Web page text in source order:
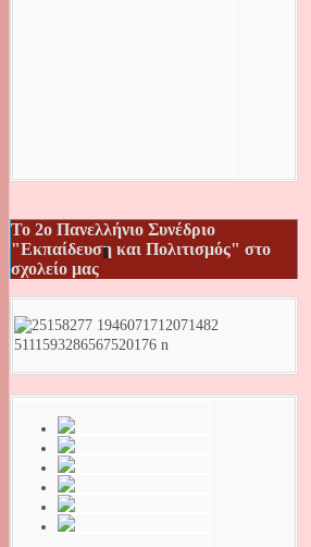
Το 2ο Πανελλήνιο Συνέδριο
"Εκπαίδευση και Πολιτισμός" στο
σχολείο μας